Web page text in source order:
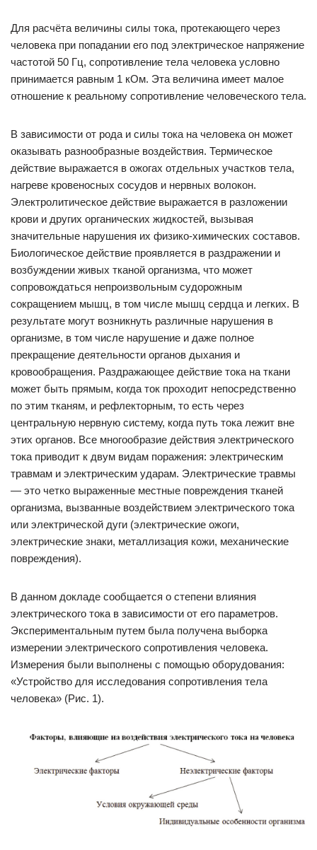
Для расчёта величины силы тока, протекающего через
человека при попадании его под электрическое напряжение
частотой 50 Гц, сопротивление тела человека условно
принимается равным 1 кОм. Эта величина имеет малое
отношение к реальному сопротивление человеческого тела.
В зависимости от рода и силы тока на человека он может
оказывать разнообразные воздействия. Термическое
действие выражается в ожогах отдельных участков тела,
нагреве кровеносных сосудов и нервных волокон.
Электролитическое действие выражается в разложении
крови и других органических жидкостей, вызывая
значительные нарушения их физико-химических составов.
Биологическое действие проявляется в раздражении и
возбуждении живых тканой организма, что может
сопровождаться непроизвольным судорожным
сокращением мышц, в том числе мышц сердца и легких. В
результате могут возникнуть различные нарушения в
организме, в том числе нарушение и даже полное
прекращение деятельности органов дыхания и
кровообращения. Раздражающее действие тока на ткани
может быть прямым, когда ток проходит непосредственно
по этим тканям, и рефлекторным, то есть через
центральную нервную систему, когда путь тока лежит вне
этих органов. Все многообразие действия электрического
тока приводит к двум видам поражения: электрическим
травмам и электрическим ударам. Электрические травмы
— это четко выраженные местные повреждения тканей
организма, вызванные воздействием электрического тока
или электрической дуги (электрические ожоги,
электрические знаки, металлизация кожи, механические
повреждения).
В данном докладе сообщается о степени влияния
электрического тока в зависимости от его параметров.
Экспериментальным путем была получена выборка
измерении электрического сопротивления человека.
Измерения были выполнены с помощью оборудования:
«Устройство для исследования сопротивления тела
человека» (Рис. 1).